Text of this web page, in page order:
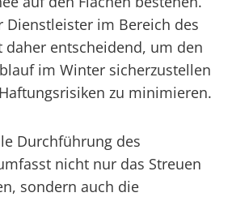
Dienstleister im Bereich des
daher entscheidend, um den
im Winter sicherzustellen
zu minimieren.
Durchführung des
nicht nur das Streuen
sondern auch die